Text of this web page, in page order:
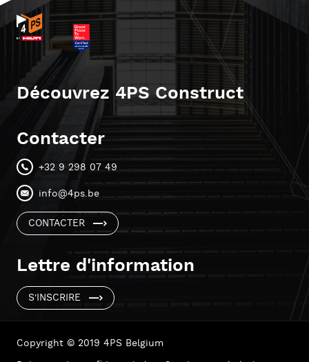
Découvrez 4PS Construct
Contacter
+32 9 298 07 49
info@4ps.be
CONTACTER
Lettre d'information
S'INSCRIRE
Copyright © 2019 4PS Belgium